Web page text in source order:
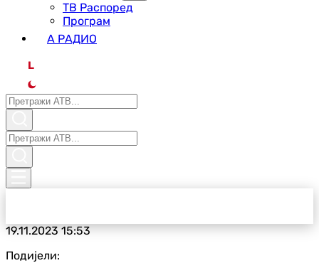
ТВ Распоред
Програм
А РАДИО
L
19.11.202315:53
Подијели: